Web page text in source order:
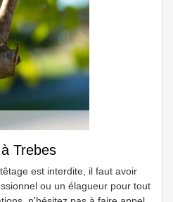
Trebes
est interdite, il faut avoir
ou un élagueur pour tout